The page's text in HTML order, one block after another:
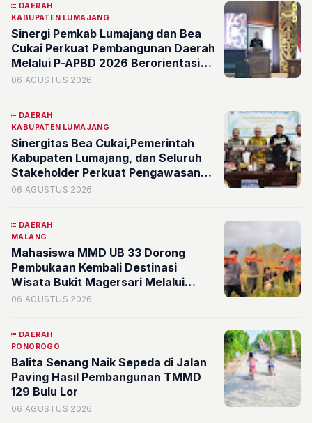
DAERAH
KABUPATEN LUMAJANG
Sinergi Pemkab Lumajang dan Bea
Cukai Perkuat Pembangunan Daerah
Melalui P-APBD 2026 Berorientasi
pada Kesejahteraan Masyarakat
06 AGUSTUS 2026
DAERAH
KABUPATEN LUMAJANG
Sinergitas Bea Cukai,Pemerintah
Kabupaten Lumajang, dan Seluruh
Stakeholder Perkuat Pengawasan
Barang Kena Cukai Ilegal Melalui
06 AGUSTUS 2026
DAERAH
MALANG
Mahasiswa MMD UB 33 Dorong
Pembukaan Kembali Destinasi
Wisata Bukit Magersari Melalui
Pemetaan Potensi
06 AGUSTUS 2026
DAERAH
PONOROGO
Balita Senang Naik Sepeda di Jalan
Paving Hasil Pembangunan TMMD
129 Bulu Lor
06 AGUSTUS 2026